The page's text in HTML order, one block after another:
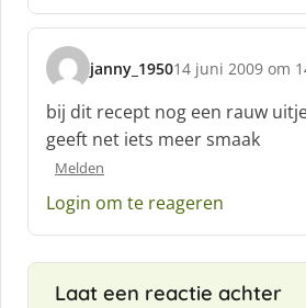
janny_1950
s
c
h
r
e
:
14 juni 2009 om
bij dit recept nog een rauw
geeft net iets meer smaak
Melden
Login om te reageren
Laat een reactie achter